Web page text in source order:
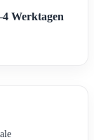
Werktagen